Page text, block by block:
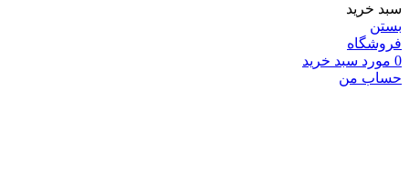
سبد خرید
بستن
فروشگاه
0 مورد سبد خرید
حساب من